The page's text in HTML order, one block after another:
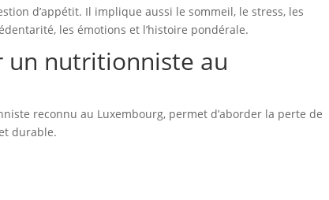
d’appétit. Il implique aussi le sommeil, le stress, les
les émotions et l’histoire pondérale.
un nutritionniste au
reconnu au Luxembourg, permet d’aborder la perte de
durable.